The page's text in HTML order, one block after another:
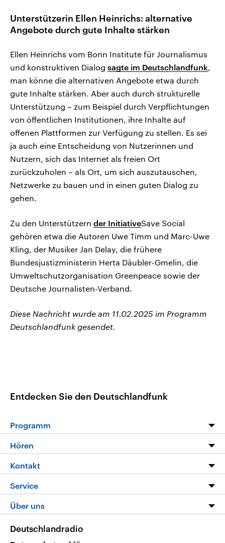
Unterstützerin Ellen Heinrichs: alternative
Angebote durch gute Inhalte stärken
Ellen Heinrichs vom Bonn Institute für Journalismus
und konstruktiven Dialog sagte im Deutschlandfunk,
man könne die alternativen Angebote etwa durch
gute Inhalte stärken. Aber auch durch strukturelle
Unterstützung – zum Beispiel durch Verpflichtungen
von öffentlichen Institutionen, ihre Inhalte auf
offenen Plattformen zur Verfügung zu stellen. Es sei
ja auch eine Entscheidung von Nutzerinnen und
Nutzern, sich das Internet als freien Ort
zurückzuholen – als Ort, um sich auszutauschen,
Netzwerke zu bauen und in einen guten Dialog zu
gehen.
Zu den Unterstützern der InitiativeSave Social
gehören etwa die Autoren Uwe Timm und Marc-Uwe
Kling, der Musiker Jan Delay, die frühere
Bundesjustizministerin Herta Däubler-Gmelin, die
Umweltschutzorganisation Greenpeace sowie der
Deutsche Journalisten-Verband.
Diese Nachricht wurde am 11.02.2025 im Programm
Deutschlandfunk gesendet.
Entdecken Sie den Deutschlandfunk
Programm
Programm
Die Nachrichten
Nachrichtenleicht
Neue Beiträge auf dlf.de
Hören
Livestream
Podcasts
Deutschlandfunk App
Nachrichten App
Kontakt
Hörerservice
Service
FAQ
Veranstaltungen
Über uns
Deutschlandradio